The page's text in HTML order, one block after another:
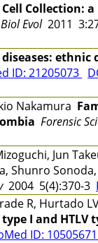
Collection:
Evol2011
ID: 21205073
Nakamura
Forensic
Jun
Shunro
2004 5(4):370-3
R, Hurtado
I and HTLV
ID: 10505671